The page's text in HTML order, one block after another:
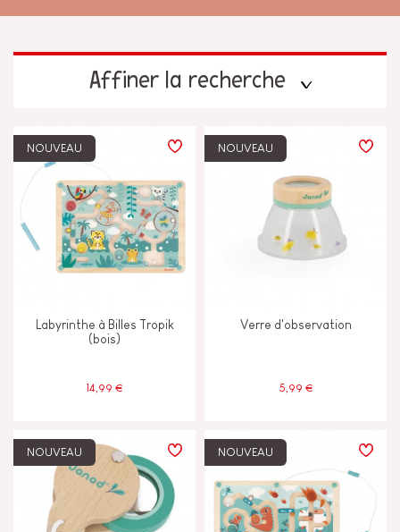
Affiner la recherche
TYPES D'APPRENTISSAGE
Construire & concevoir
Découvrir & expérimenter
Echanger & partager
Manipuler & manier
NOUVEAU
Labyrinthe à Billes Tropik
(bois)
14,99 €
NOUVEAU
Verre d'observation
5,99 €
NOUVEAU NOUVEAU